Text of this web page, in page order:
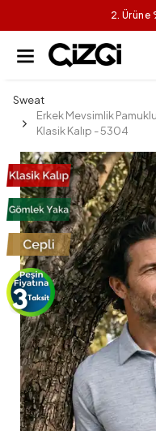
2. Ürüne
Sweat
Erkek Mevsimlik
Klasik Kalıp - 5304